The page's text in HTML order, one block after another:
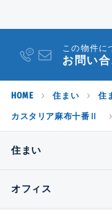
この物件に
お問い
HOME 住まい 住
カスタリア麻布十番Ⅱ
住まい
オフィス